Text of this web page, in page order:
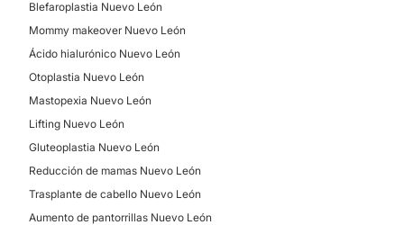
Blefaroplastia Nuevo León
Mommy makeover Nuevo León
Ácido hialurónico Nuevo León
Otoplastia Nuevo León
Mastopexia Nuevo León
Lifting Nuevo León
Gluteoplastia Nuevo León
Reducción de mamas Nuevo León
Trasplante de cabello Nuevo León
Aumento de pantorrillas Nuevo León